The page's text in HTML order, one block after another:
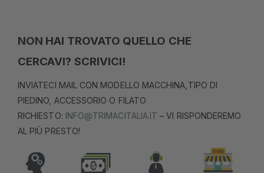
NON HAI TROVATO QUELLO CHE
CERCAVI? SCRIVICI!
INVIATECI MAIL CON MODELLO MACCHINA,TIPO DI
PIEDINO, ACCESSORIO O FILATO
RICHIESTO: INFO@TRIMACITALIA.IT – VI RISPONDEREMO
AL PIÙ PRESTO!